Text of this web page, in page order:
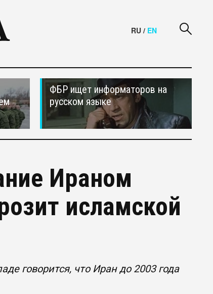
RU / EN
ФБР ищет информаторов на
русском языке
Ираном
исламской
говорится, что Иран до 2003 года